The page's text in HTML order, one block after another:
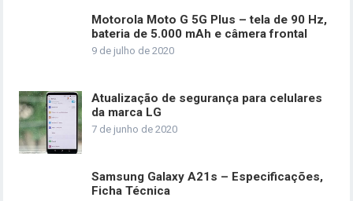
Motorola Moto G 5G Plus – tela de 90 Hz,
bateria de 5.000 mAh e câmera frontal
9 de julho de 2020
Atualização de segurança para celulares
da marca LG
7 de junho de 2020
Samsung Galaxy A21s – Especificações,
Ficha Técnica